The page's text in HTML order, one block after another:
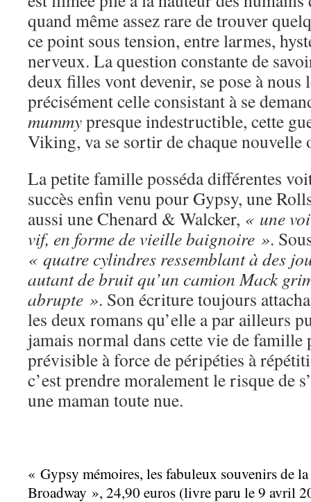
quand même assez rare de trouver
ce point sous tension, entre larmes,
nerveux. La question constante de
deux filles vont devenir, se pose à nous
précisément celle consistant à se
mummypresque indestructible, cette
Viking, va se sortir de chaque nouvelle
La petite famille posséda différentes
succès enfin venu pour Gypsy, une
aussi une Chenard & Walcker, « une
vif, en forme de vieille baignoire ».
« quatre cylindres ressemblant à des
autant de bruit qu’un camion Mack
abrupte ». Son écriture toujours
les deux romans qu’elle a par ailleurs
jamais normal dans cette vie de famille
prévisible à force de péripéties à
c’est prendre moralement le risque de
une maman toute nue.
« Gypsy mémoires, les fabuleux souvenirs de
Broadway », 24,90 euros (livre paru le 9 avril